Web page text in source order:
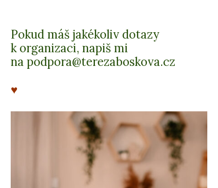
Pokud máš jakékoliv dotazy
k organizaci, napiš mi
na podpora@terezaboskova.cz
♥